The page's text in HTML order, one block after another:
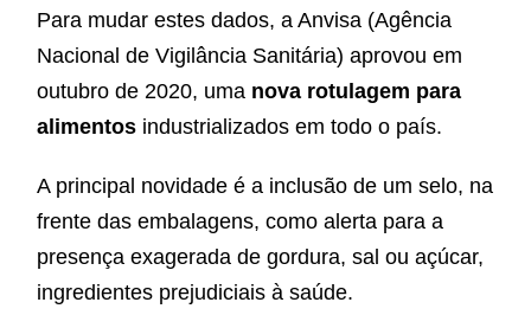
Para mudar estes dados, a Anvisa (Agência
Nacional de Vigilância Sanitária) aprovou em
outubro de 2020, uma nova rotulagem para
alimentos industrializados em todo o país.
A principal novidade é a inclusão de um selo, na
frente das embalagens, como alerta para a
presença exagerada de gordura, sal ou açúcar,
ingredientes prejudiciais à saúde.